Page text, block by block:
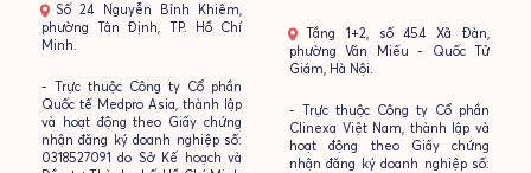
- Số 24 Nguyễn Bỉnh Khiêm,
phường Tân Định, TP. Hồ Chí
Minh.
- Trực thuộc Công ty Cổ phần
Quốc tế Medpro Asia, thành lập
và hoạt động theo Giấy chứng
nhận đăng ký doanh nghiệp số:
0318527091 do Sở Kế hoạch và
- Tầng 1+2, số 454 Xã Đàn,
phường Văn Miếu - Quốc Tử
Giám, Hà Nội.
- Trực thuộc Công ty Cổ phần
Clinexa Việt Nam, thành lập và
hoạt động theo Giấy chứng
nhận đăng ký doanh nghiệp số: